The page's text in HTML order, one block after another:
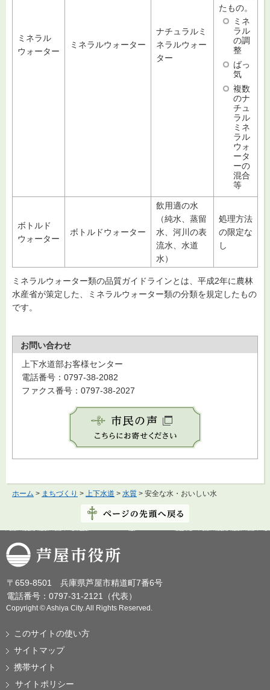
ミネラル
ウォーター
ミネラルウォーター
ナチュラルミ
ネラルウォー
ター
たもの。
ミネ
ラル
の調
整
ばっ
気
複数
のナ
チュ
ラル
ミネ
ラル
ウォ
ータ
ーの
混合
等
ボトルド
ウォーター
ボトルドウォーター
飲用適の水
（純水、蒸留
水、河川の表
流水、水道
水）
処理方法
の限定な
し
ミネラルウォーター類の品質ガイドラインとは、平成2年に農林
水産省が策定した、ミネラルウォーター類の分類を規定したもの
です。
お問い合わせ
上下水道部お客様センター
電話番号：0797-38-2082
ファクス番号：0797-38-2027
ホーム > まちづくり > 上下水道 > 水質 > 安全な水・おいしい水
芦屋市役所
〒659-8501 兵庫県芦屋市精道町7番6号
電話番号：0797-31-2121（代表）
Copyright © Ashiya City. All Rights Reserved.
このサイトの使い方
サイトマップ
携帯サイト
サイトポリシー